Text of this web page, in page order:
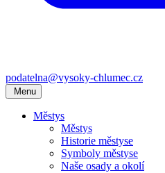
podatelna@vysoky-chlumec.cz
Menu
Městys
Městys
Historie městyse
Symboly městyse
Naše osady a okolí